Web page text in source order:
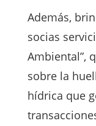
Además,
socias
Ambiental”,
sobre la
hídrica que